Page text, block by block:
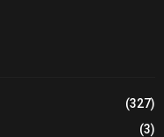
(327)
(3)